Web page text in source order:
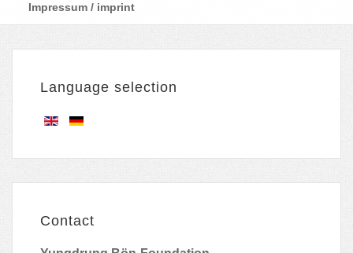
Impressum / imprint
Language selection
Contact